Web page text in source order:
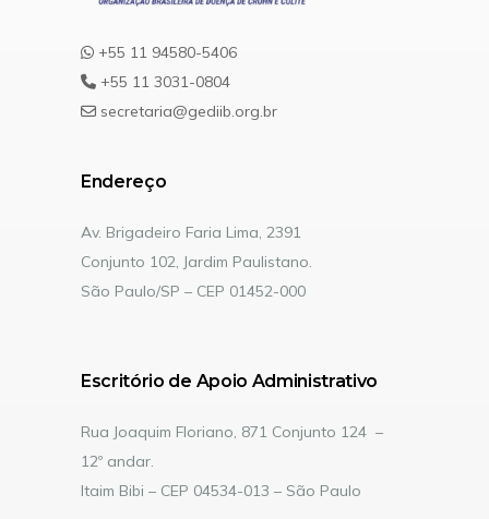
+55 11 94580-5406
+55 11 3031-0804
secretaria@gediib.org.br
Endereço
Av. Brigadeiro Faria Lima, 2391
Conjunto 102, Jardim Paulistano.
São Paulo/SP – CEP 01452-000
Escritório de Apoio Administrativo
Rua Joaquim Floriano, 871 Conjunto 124 –
12º andar.
Itaim Bibi – CEP 04534-013 – São Paulo